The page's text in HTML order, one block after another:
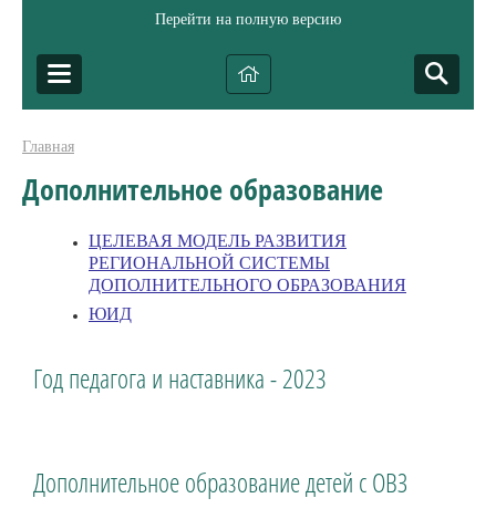
Перейти на полную версию
Главная
Дополнительное образование
ЦЕЛЕВАЯ МОДЕЛЬ РАЗВИТИЯ
РЕГИОНАЛЬНОЙ СИСТЕМЫ
ДОПОЛНИТЕЛЬНОГО ОБРАЗОВАНИЯ
ЮИД
Год педагога и наставника - 2023
Дополнительное образование детей с ОВЗ